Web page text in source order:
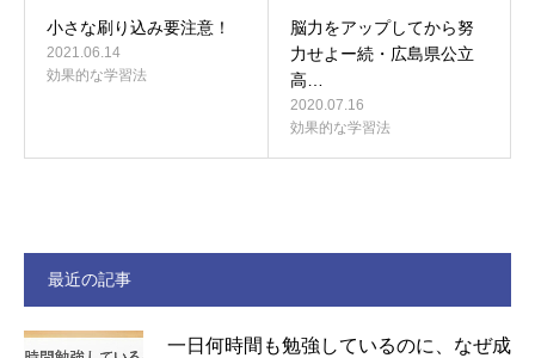
小さな刷り込み要注意！
2021.06.14
効果的な学習法
脳力をアップしてから努
力せよー続・広島県公立
高…
2020.07.16
効果的な学習法
最近の記事
一日何時間も勉強しているのに、なぜ成